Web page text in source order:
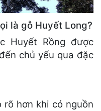
là gỗ Huyết Long?
Huyết Rồng được
chủ yếu qua đặc
hơn khi có nguồn